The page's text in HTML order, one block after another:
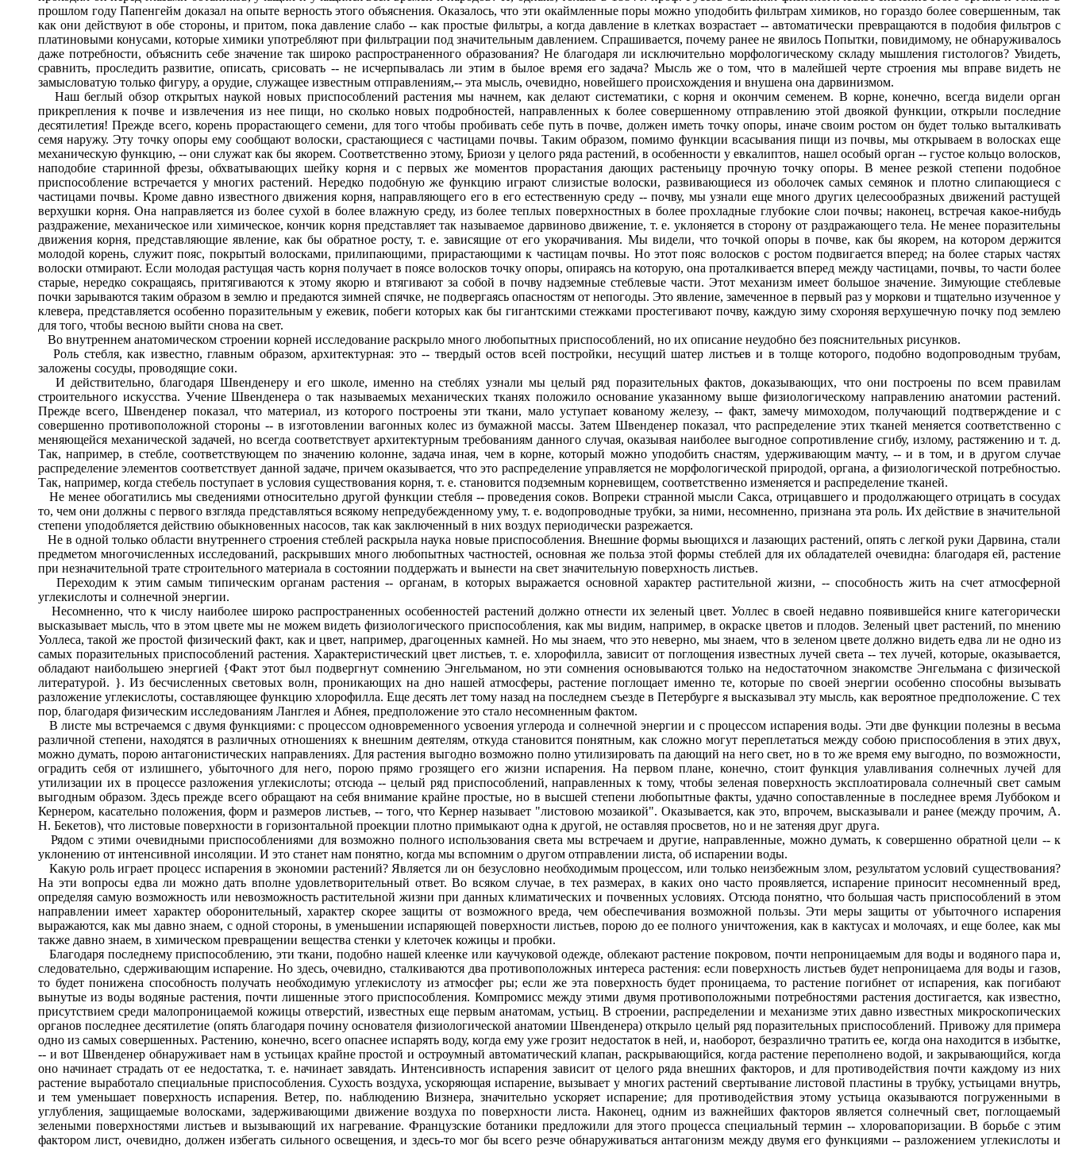
прошлом году Папенгейм доказал на опыте верность этого объяснения. Оказалось, что эти окаймленные поры можно уподобить фильтрам химиков, но гораздо более совершенным, так
как они действуют в обе стороны, и притом, пока давление слабо -- как простые фильтры, а когда давление в клетках возрастает -- автоматически превращаются в подобия фильтров с
платиновыми конусами, которые химики употребляют при фильтрации под значительным давлением. Спрашивается, почему ранее не явилось Попытки, повидимому, не обнаруживалось
даже потребности, объяснить себе значение так широко распространенного образования? Не благодаря ли исключительно морфологическому складу мышления гистологов? Увидеть,
сравнить, проследить развитие, описать, срисовать -- не исчерпывалась ли этим в былое время его задача? Мысль же о том, что в малейшей черте строения мы вправе видеть не
замысловатую только фигуру, а орудие, служащее известным отправлениям,-- эта мысль, очевидно, новейшего происхождения и внушена она дарвинизмом.
Наш беглый обзор открытых наукой новых приспособлений растения мы начнем, как делают систематики, с корня и окончим семенем. В корне, конечно, всегда видели орган
прикрепления к почве и извлечения из нее пищи, но сколько новых подробностей, направленных к более совершенному отправлению этой двоякой функции, открыли последние
десятилетия! Прежде всего, корень прорастающего семени, для того чтобы пробивать себе путь в почве, должен иметь точку опоры, иначе своим ростом он будет только выталкивать
семя наружу. Эту точку опоры ему сообщают волоски, срастающиеся с частицами почвы. Таким образом, помимо функции всасывания пищи из почвы, мы открываем в волосках еще
механическую функцию, -- они служат как бы якорем. Соответственно этому, Бриози у целого ряда растений, в особенности у евкалиптов, нашел особый орган -- густое кольцо волосков,
наподобие старинной фрезы, обхватывающих шейку корня и с первых же моментов прорастания дающих растеньицу прочную точку опоры. В менее резкой степени подобное
приспособление встречается у многих растений. Нередко подобную же функцию играют слизистые волоски, развивающиеся из оболочек самых семянок и плотно слипающиеся с
частицами почвы. Кроме давно известного движения корня, направляющего его в его естественную среду -- почву, мы узнали еще много других целесообразных движений растущей
верхушки корня. Она направляется из более сухой в более влажную среду, из более теплых поверхностных в более прохладные глубокие слои почвы; наконец, встречая какое-нибудь
раздражение, механическое или химическое, кончик корня представляет так называемое дарвиново движение, т. е. уклоняется в сторону от раздражающего тела. Не менее поразительны
движения корня, представляющие явление, как бы обратное росту, т. е. зависящие от его укорачивания. Мы видели, что точкой опоры в почве, как бы якорем, на котором держится
молодой корень, служит пояс, покрытый волосками, прилипающими, прирастающими к частицам почвы. Но этот пояс волосков с ростом подвигается вперед; на более старых частях
волоски отмирают. Если молодая растущая часть корня получает в поясе волосков точку опоры, опираясь на которую, она проталкивается вперед между частицами, почвы, то части более
старые, нередко сокращаясь, притягиваются к этому якорю и втягивают за собой в почву надземные стеблевые части. Этот механизм имеет большое значение. Зимующие стеблевые
почки зарываются таким образом в землю и предаются зимней спячке, не подвергаясь опасностям от непогоды. Это явление, замеченное в первый раз у моркови и тщательно изученное у
клевера, представляется особенно поразительным у ежевик, побеги которых как бы гигантскими стежками простегивают почву, каждую зиму схороняя верхушечную почку под землею
для того, чтобы весною выйти снова на свет.
Во внутреннем анатомическом строении корней исследование раскрыло много любопытных приспособлений, но их описание неудобно без пояснительных рисунков.
Роль стебля, как известно, главным образом, архитектурная: это -- твердый остов всей постройки, несущий шатер листьев и в толще которого, подобно водопроводным трубам,
заложены сосуды, проводящие соки.
И действительно, благодаря Швенденеру и его школе, именно на стеблях узнали мы целый ряд поразительных фактов, доказывающих, что они построены по всем правилам
строительного искусства. Учение Швенденера о так называемых механических тканях положило основание указанному выше физиологическому направлению анатомии растений.
Прежде всего, Швенденер показал, что материал, из которого построены эти ткани, мало уступает кованому железу, -- факт, замечу мимоходом, получающий подтверждение и с
совершенно противоположной стороны -- в изготовлении вагонных колес из бумажной массы. Затем Швенденер показал, что распределение этих тканей меняется соответственно с
меняющейся механической задачей, но всегда соответствует архитектурным требованиям данного случая, оказывая наиболее выгодное сопротивление сгибу, излому, растяжению и т. д.
Так, например, в стебле, соответствующем по значению колонне, задача иная, чем в корне, который можно уподобить снастям, удерживающим мачту, -- и в том, и в другом случае
распределение элементов соответствует данной задаче, причем оказывается, что это распределение управляется не морфологической природой, органа, а физиологической потребностью.
Так, например, когда стебель поступает в условия существования корня, т. е. становится подземным корневищем, соответственно изменяется и распределение тканей.
Не менее обогатились мы сведениями относительно другой функции стебля -- проведения соков. Вопреки странной мысли Сакса, отрицавшего и продолжающего отрицать в сосудах
то, чем они должны с первого взгляда представляться всякому непредубежденному уму, т. е. водопроводные трубки, за ними, несомненно, признана эта роль. Их действие в значительной
степени уподобляется действию обыкновенных насосов, так как заключенный в них воздух периодически разрежается.
Не в одной только области внутреннего строения стеблей раскрыла наука новые приспособления. Внешние формы вьющихся и лазающих растений, опять с легкой руки Дарвина, стали
предметом многочисленных исследований, раскрывших много любопытных частностей, основная же польза этой формы стеблей для их обладателей очевидна: благодаря ей, растение
при незначительной трате строительного материала в состоянии поддержать и вынести на свет значительную поверхность листьев.
Переходим к этим самым типическим органам растения -- органам, в которых выражается основной характер растительной жизни, -- способность жить на счет атмосферной
углекислоты и солнечной энергии.
Несомненно, что к числу наиболее широко распространенных особенностей растений должно отнести их зеленый цвет. Уоллес в своей недавно появившейся книге категорически
высказывает мысль, что в этом цвете мы не можем видеть физиологического приспособления, как мы видим, например, в окраске цветов и плодов. Зеленый цвет растений, по мнению
Уоллеса, такой же простой физический факт, как и цвет, например, драгоценных камней. Но мы знаем, что это неверно, мы знаем, что в зеленом цвете должно видеть едва ли не одно из
самых поразительных приспособлений растения. Характеристический цвет листьев, т. е. хлорофилла, зависит от поглощения известных лучей света -- тех лучей, которые, оказывается,
обладают наибольшею энергией {Факт этот был подвергнут сомнению Энгельманом, но эти сомнения основываются только на недостаточном знакомстве Энгельмана с физической
литературой. }. Из бесчисленных световых волн, проникающих на дно нашей атмосферы, растение поглощает именно те, которые по своей энергии особенно способны вызывать
разложение углекислоты, составляющее функцию хлорофилла. Еще десять лет тому назад на последнем съезде в Петербурге я высказывал эту мысль, как вероятное предположение. С тех
пор, благодаря физическим исследованиям Ланглея и Абнея, предположение это стало несомненным фактом.
В листе мы встречаемся с двумя функциями: с процессом одновременного усвоения углерода и солнечной энергии и с процессом испарения воды. Эти две функции полезны в весьма
различной степени, находятся в различных отношениях к внешним деятелям, откуда становится понятным, как сложно могут переплетаться между собою приспособления в этих двух,
можно думать, порою антагонистических направлениях. Для растения выгодно возможно полно утилизировать па дающий на него свет, но в то же время ему выгодно, по возможности,
оградить себя от излишнего, убыточного для него, порою прямо грозящего его жизни испарения. На первом плане, конечно, стоит функция улавливания солнечных лучей для
утилизации их в процессе разложения углекислоты; отсюда -- целый ряд приспособлений, направленных к тому, чтобы зеленая поверхность эксплоатировала солнечный свет самым
выгодным образом. Здесь прежде всего обращают на себя внимание крайне простые, но в высшей степени любопытные факты, удачно сопоставленные в последнее время Луббоком и
Кернером, касательно положения, форм и размеров листьев, -- того, что Кернер называет "листовою мозаикой". Оказывается, как это, впрочем, высказывали и ранее (между прочим, А.
Н. Бекетов), что листовые поверхности в горизонтальной проекции плотно примыкают одна к другой, не оставляя просветов, но и не затеняя друг друга.
Рядом с этими очевидными приспособлениями для возможно полного использования света мы встречаем и другие, направленные, можно думать, к совершенно обратной цели -- к
уклонению от интенсивной инсоляции. И это станет нам понятно, когда мы вспомним о другом отправлении листа, об испарении воды.
Какую роль играет процесс испарения в экономии растений? Является ли он безусловно необходимым процессом, или только неизбежным злом, результатом условий существования?
На эти вопросы едва ли можно дать вполне удовлетворительный ответ. Во всяком случае, в тех размерах, в каких оно часто проявляется, испарение приносит несомненный вред,
определяя самую возможность или невозможность растительной жизни при данных климатических и почвенных условиях. Отсюда понятно, что большая часть приспособлений в этом
направлении имеет характер оборонительный, характер скорее защиты от возможного вреда, чем обеспечивания возможной пользы. Эти меры защиты от убыточного испарения
выражаются, как мы давно знаем, с одной стороны, в уменьшении испаряющей поверхности листьев, порою до ее полного уничтожения, как в кактусах и молочаях, и еще более, как мы
также давно знаем, в химическом превращении вещества стенки у клеточек кожицы и пробки.
Благодаря последнему приспособлению, эти ткани, подобно нашей клеенке или каучуковой одежде, облекают растение покровом, почти непроницаемым для воды и водяного пара и,
следовательно, сдерживающим испарение. Но здесь, очевидно, сталкиваются два противоположных интереса растения: если поверхность листьев будет непроницаема для воды и газов,
то будет понижена способность получать необходимую углекислоту из атмосфег ры; если же эта поверхность будет проницаема, то растение погибнет от испарения, как погибают
вынутые из воды водяные растения, почти лишенные этого приспособления. Компромисс между этими двумя противоположными потребностями растения достигается, как известно,
присутствием среди малопроницаемой кожицы отверстий, известных еще первым анатомам, устьиц. В строении, распределении и механизме этих давно известных микроскопических
органов последнее десятилетие (опять благодаря почину основателя физиологической анатомии Швенденера) открыло целый ряд поразительных приспособлений. Привожу для примера
одно из самых совершенных. Растению, конечно, всего опаснее испарять воду, когда ему уже грозит недостаток в ней, и, наоборот, безразлично тратить ее, когда она находится в избытке,
-- и вот Швенденер обнаруживает нам в устьицах крайне простой и остроумный автоматический клапан, раскрывающийся, когда растение переполнено водой, и закрывающийся, когда
оно начинает страдать от ее недостатка, т. е. начинает завядать. Интенсивность испарения зависит от целого ряда внешних факторов, и для противодействия почти каждому из них
растение выработало специальные приспособления. Сухость воздуха, ускоряющая испарение, вызывает у многих растений свертывание листовой пластины в трубку, устьицами внутрь,
и тем уменьшает поверхность испарения. Ветер, по. наблюдению Визнера, значительно ускоряет испарение; для противодействия этому устьица оказываются погруженными в
углубления, защищаемые волосками, задерживающими движение воздуха по поверхности листа. Наконец, одним из важнейших факторов является солнечный свет, поглощаемый
зелеными поверхностями листьев и вызывающий их нагревание. Французские ботаники предложили для этого процесса специальный термин -- хлоровапоризации. В борьбе с этим
фактором лист, очевидно, должен избегать сильного освещения, и здесь-то мог бы всего резче обнаруживаться антагонизм между двумя его функциями -- разложением углекислоты и